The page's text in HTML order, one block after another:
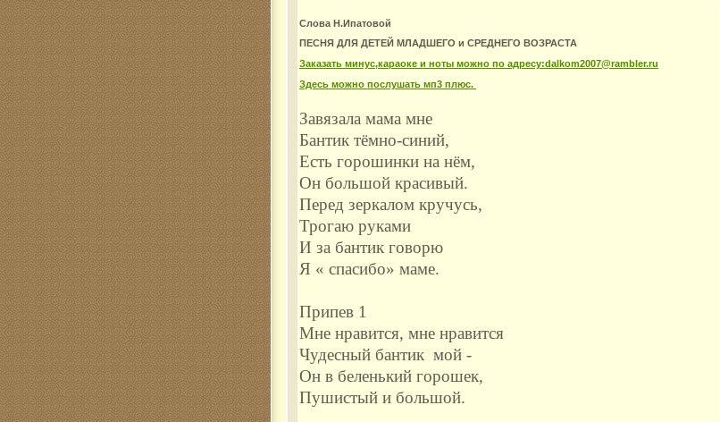
Комарова
Слова Н.Ипатовой
ПЕСНЯ ДЛЯ ДЕТЕЙ МЛАДШЕГО и СРЕДНЕГО ВОЗРАСТА
Заказать минус,караоке и ноты можно по адресу:dalkom2007@rambler.ru
Здесь можно послушать мп3 плюс.
Завязала мама мне
Бантик тёмно-синий,
Есть горошинки на нём,
Он большой красивый.
Перед зеркалом кручусь,
Трогаю руками
И за бантик говорю
Я « спасибо» маме.
Припев 1
Мне нравится, мне нравится
Чудесный бантик мой -
Он в беленький горошек,
Пушистый и большой.